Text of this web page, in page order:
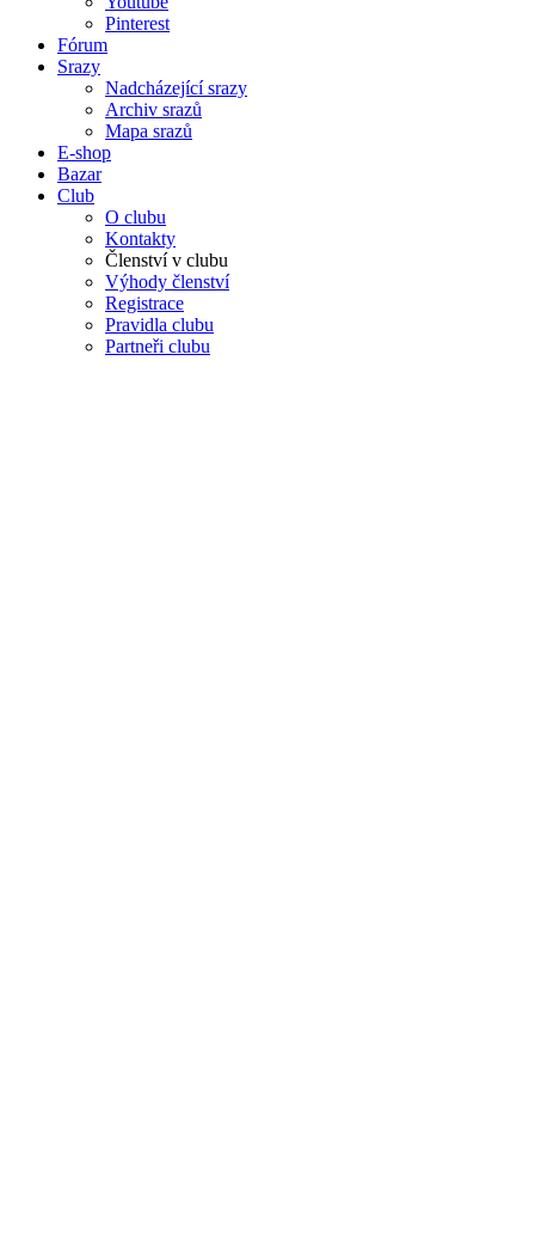
Pinterest
Fórum
Srazy
Nadcházející srazy
Archiv srazů
Mapa srazů
E-shop
Bazar
Club
O clubu
Kontakty
Členství v clubu
Výhody členství
Registrace
Pravidla clubu
Partneři clubu